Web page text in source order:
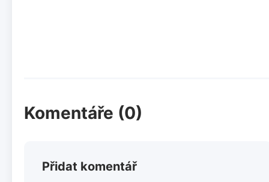
Komentáře (0)
Přidat komentář